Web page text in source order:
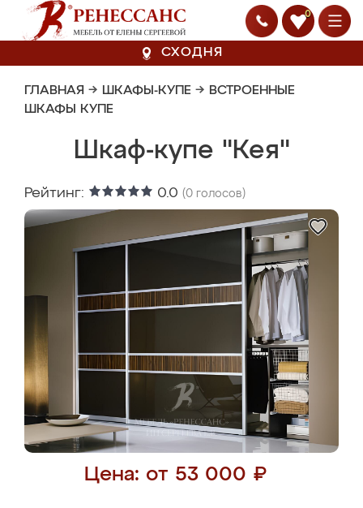
0
СХОДНЯ
ГЛАВНАЯ → ШКАФЫ-КУПЕ → ВСТРОЕННЫЕ
ШКАФЫ КУПЕ
Шкаф-купе "Кея"
Рейтинг: 0.0 (0 голосов)
Цена: от 53 000 ₽